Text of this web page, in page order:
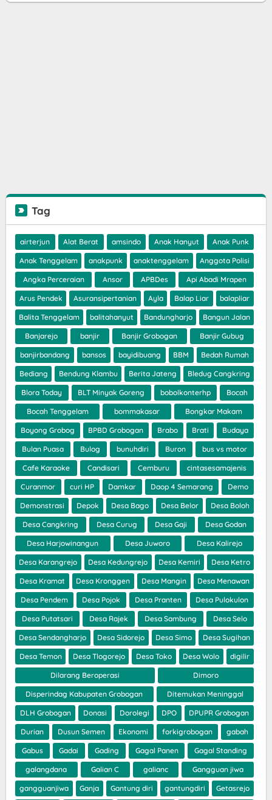
Tag
airterjun Alat Berat amsindo Anak Hanyut Anak Punk
Anak Tenggelam anakpunk anaktenggelam Anggota Polisi
Angka Perceraian Ansor APBDes Api Abadi Mrapen
Arus Pendek Asuransipertanian Ayla Balap Liar balapliar
Balita Tenggelam balitahanyut Bandungharjo Bangun Jalan
Banjarejo banjir Banjir Grobogan Banjir Gubug
banjirbandang bansos bayidibuang BBM Bedah Rumah
Bediang Bendung Klambu Berita Jateng Bledug Cangkring
Blora Today BLT Minyak Goreng bobolkonterhp Bocah
Bocah Tenggelam bommakasar Bongkar Makam
Boyong Grobog BPBD Grobogan Brabo Brati Budaya
Bulan Puasa Bulog bunuhdiri Buron bus vs motor
Cafe Karaoke Candisari Cemburu cintasesamajenis
Curanmor curi HP Damkar Daop 4 Semarang Demo
Demonstrasi Depok Desa Bago Desa Belor Desa Boloh
Desa Cangkring Desa Curug Desa Gaji Desa Godan
Desa Harjowinangun Desa Juworo Desa Kalirejo
Desa Karangrejo Desa Kedungrejo Desa Kemiri Desa Ketro
Desa Kramat Desa Kronggen Desa Mangin Desa Menawan
Desa Pendem Desa Pojok Desa Pranten Desa Pulokulon
Desa Putatsari Desa Rajek Desa Sambung Desa Selo
Desa Sendangharjo Desa Sidorejo Desa Simo Desa Sugihan
Desa Temon Desa Tlogorejo Desa Toko Desa Wolo digilir
Dilarang Beroperasi Dimoro
Disperindag Kabupaten Grobogan Ditemukan Meninggal
DLH Grobogan Donasi Dorolegi DPO DPUPR Grobogan
Durian Dusun Semen Ekonomi forkigrobogan gabah
Gabus Gadai Gading Gagal Panen Gagal Standing
galangdana Galian C galianc Gangguan jiwa
gangguanjiwa Ganja Gantung diri gantungdiri Getasrejo